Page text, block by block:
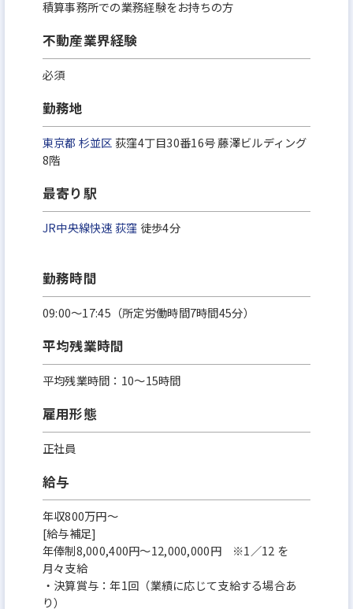
積算事務所での業務経験をお持ちの方
不動産業界経験
必須
勤務地
東京都 杉並区 荻窪4丁目30番16号 藤澤ビルディング
8階
最寄り駅
JR中央線快速荻窪 徒歩4分
勤務時間
09:00～17:45（所定労働時間7時間45分）
平均残業時間
平均残業時間：10～15時間
雇用形態
正社員
給与
年収800万円～
[給与補足]
年俸制8,000,400円～12,000,000円 ※1／12 を
月々支給
・決算賞与：年1回（業績に応じて支給する場合あ
り）